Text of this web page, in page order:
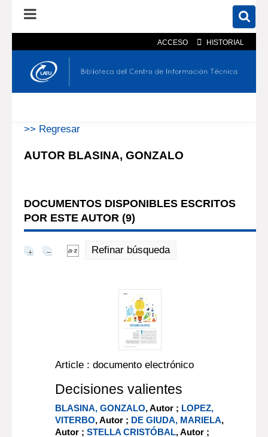
ACCESO HISTORIAL
En el catálogo En el sitio
>> Regresar
AUTOR BLASINA, GONZALO
DOCUMENTOS DISPONIBLES ESCRITOS
POR ESTE AUTOR (9)
Refinar búsqueda
Article : documento electrónico
Decisiones valientes
BLASINA, GONZALO, Autor ; LOPEZ,
VITERBO, Autor ; DE GIUDA, MARIELA,
Autor ;STELLA CRISTÓBAL, Autor ;